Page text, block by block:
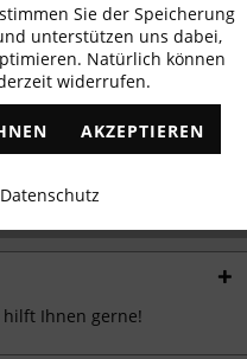
aktuellsten Trends
hilft Ihnen gerne!
Aktiv
Inaktiv
Inaktiv
Inaktiv
Sie der Speicherung
unterstützen uns dabei,
Natürlich können
widerrufen.
AKZEPTIEREN
Datenschutz